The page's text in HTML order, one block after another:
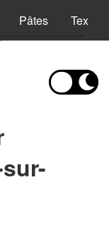
Pâtes Tex